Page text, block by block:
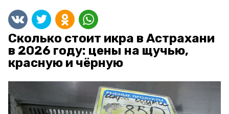
Сколько стоит икра в Астрахани
в 2026 году: цены на щучью,
красную и чёрную